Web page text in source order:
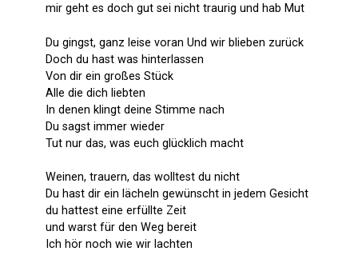
mir geht es doch gut sei nicht traurig und hab Mut
Du gingst, ganz leise voran Und wir blieben zurück
Doch du hast was hinterlassen
Von dir ein großes Stück
Alle die dich liebten
In denen klingt deine Stimme nach
Du sagst immer wieder
Tut nur das, was euch glücklich macht
Weinen, trauern, das wolltest du nicht
Du hast dir ein lächeln gewünscht in jedem Gesicht
du hattest eine erfüllte Zeit
und warst für den Weg bereit
Ich hör noch wie wir lachten